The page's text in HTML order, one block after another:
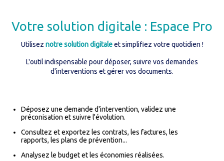
Votre solution digitale : Espace Pro
Utilisez notre solution digitaleet simplifiez votre quotidien !
L'outil indispensable pour déposer, suivre vos demandes
d'interventions et gérer vos documents.
Déposez une demande d'intervention, validez une
préconisation et suivre l'évolution.
Consultez et exportez les contrats, les factures, les
rapports, les plans de prévention...
Analysez le budget et les économies réalisées.